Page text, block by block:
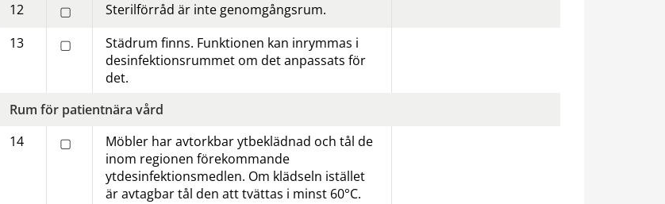
12
▢
Sterilförråd är inte genomgångsrum.
13
▢
Städrum finns. Funktionen kan inrymmas i
desinfektionsrummet om det anpassats för
det.
Rum för patientnära vård
14
▢
Möbler har avtorkbar yt­beklädnad och tål de
inom regionen före­kom­mande
ytdesinfektions­­medlen. Om klädseln istället
är avtagbar tål den att tvättas i minst 60°C.